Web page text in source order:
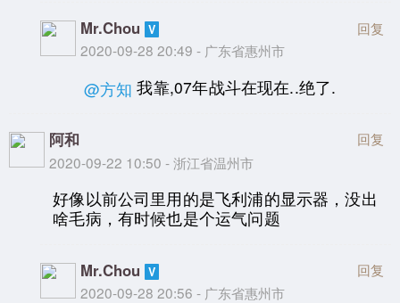
Mr.Chou
2020-09-28 20:49 - 广东省惠州市
回复
@方知 我靠,07年战斗在现在..绝了.
阿和
2020-09-22 10:50 - 浙江省温州市
回复
好像以前公司里用的是飞利浦的显示器，没出
啥毛病，有时候也是个运气问题
Mr.Chou
2020-09-28 20:56 - 广东省惠州市
回复